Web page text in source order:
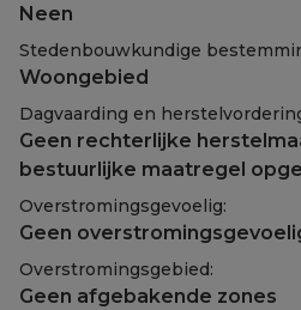
Neen
Stedenbouwkundige
Woongebied
Dagvaarding en
Geen rechterlijke
bestuurlijke maatregel
Overstromingsgevoelig:
Geen
Overstromingsgebied:
Geen afgebakende zones